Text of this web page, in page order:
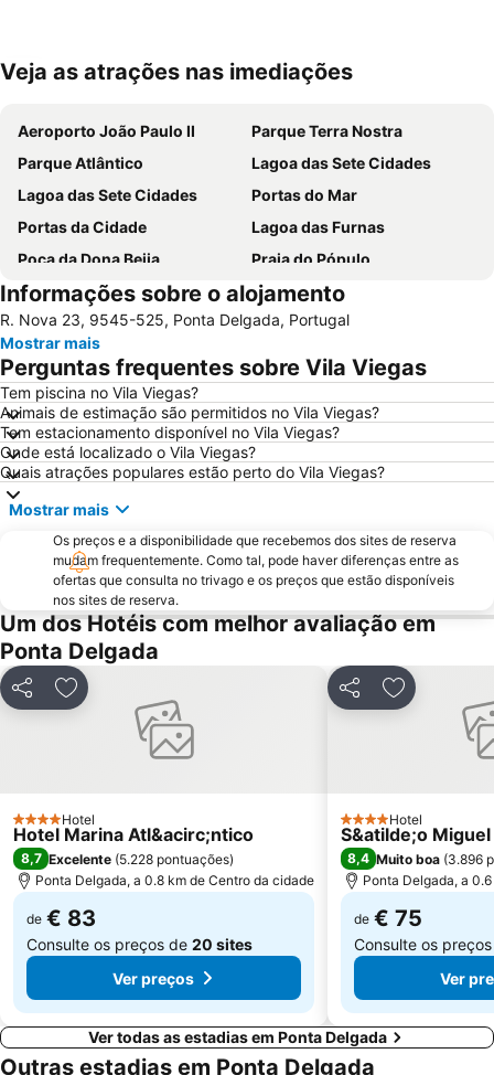
Ampliar mapa
Veja as atrações nas imediações
Aeroporto João Paulo II
Parque Terra Nostra
Parque Atlântico
Lagoa das Sete Cidades
Lagoa das Sete Cidades
Portas do Mar
Portas da Cidade
Lagoa das Furnas
Poça da Dona Beija
Praia do Pópulo
Observatório Vulcanológico dos Açores
Parque de Ribeira Grande
Nascente Termal da Ferraria
Parque Natural da Ribeira dos Caldeirões
Informações sobre o alojamento
R. Nova 23, 9545-525, Ponta Delgada, Portugal
Mostrar mais
Perguntas frequentes sobre Vila Viegas
Tem piscina no Vila Viegas?
Animais de estimação são permitidos no Vila Viegas?
Tem estacionamento disponível no Vila Viegas?
Onde está localizado o Vila Viegas?
Quais atrações populares estão perto do Vila Viegas?
Mostrar mais
Os preços e a disponibilidade que recebemos dos sites de reserva
mudam frequentemente. Como tal, pode haver diferenças entre as
ofertas que consulta no trivago e os preços que estão disponíveis
nos sites de reserva.
Um dos Hotéis com melhor avaliação em
Ponta Delgada
PartilharAdicionar aos favoritos
4 Estrelas
Hotel
Hotel Marina Atl&acirc;ntico
8,7 Excelente (5.228 pontuações)
Ponta Delgada, a 0.8 km de Centro da cidade
de € 83
Consulte os preços de 20 sites
Ver preços
PartilharAdicionar
4 Estrelas
Hotel
S&atilde;o
8,4 Muito boa (3.896
Ponta Delgada, a
de € 75
Consulte os
Ver
Ver todas as estadias em Ponta Delgada
Outras estadias em Ponta Delgada